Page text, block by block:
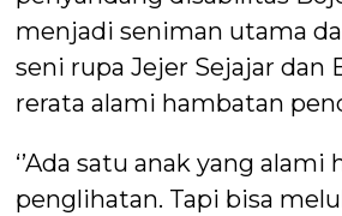
menjadi seniman utama
seni rupa Jejer Sejajar dan
rerata alami hambatan
‘’Ada satu anak yang alami
penglihatan. Tapi bisa